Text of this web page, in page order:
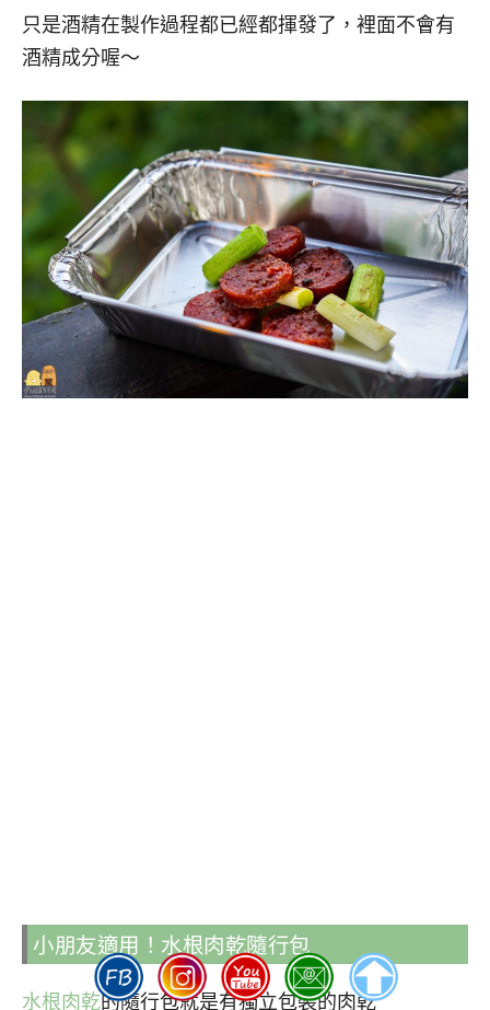
只是酒精在製作過程都已經都揮發了，裡面不會有
酒精成分喔～
小朋友適用！水根肉乾隨行包
水根肉乾的隨行包就是有獨立包裝的肉乾